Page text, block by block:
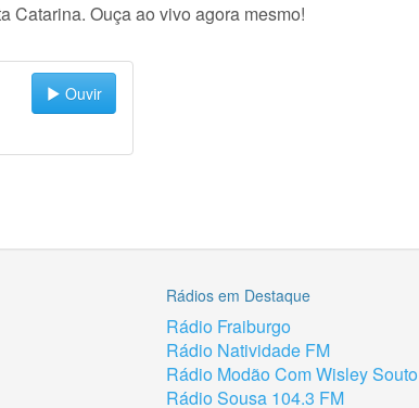
Catarina. Ouça ao vivo agora mesmo!
Ouvir
Rádios em Destaque
Rádio Fraiburgo
Rádio Natividade FM
Rádio Modão Com Wisley Souto
Rádio Sousa 104.3 FM